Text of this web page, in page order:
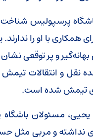
پرسپولیس
همکاری با او را
و پر توقعی
نقل و انتقالات
تیمش شده است.
مسئولان
و مربی مثل